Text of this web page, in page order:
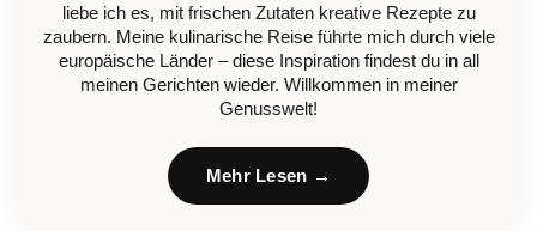
liebe ich es, mit frischen Zutaten kreative Rezepte zu
zaubern. Meine kulinarische Reise führte mich durch viele
europäische Länder – diese Inspiration findest du in all
meinen Gerichten wieder. Willkommen in meiner
Genusswelt!
Mehr Lesen →